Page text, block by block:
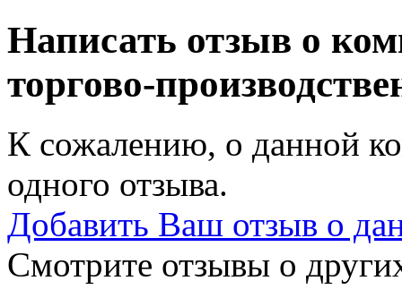
Написать отзыв о
торгово-
К сожалению, о данной
одного отзыва.
Добавить Ваш отзыв о
Смотрите отзывы о